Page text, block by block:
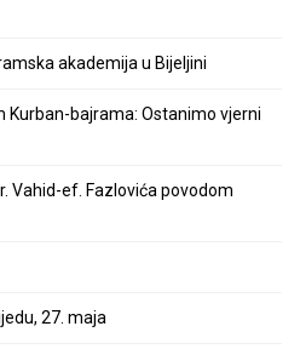
akademija u Bijeljini
Kurban-bajrama: Ostanimo vjerni
Vahid-ef. Fazlovića povodom
27. maja